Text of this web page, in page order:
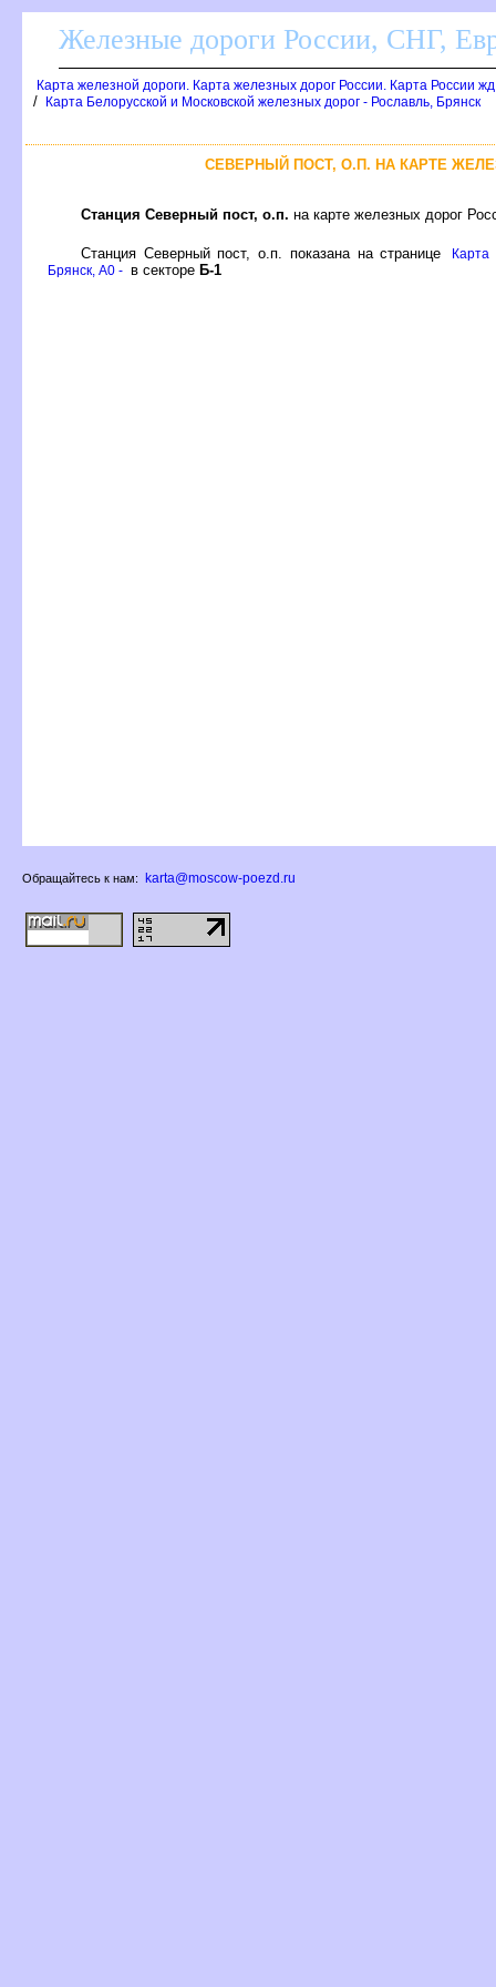
Железные дороги России, СНГ,
Карта железной дороги. Карта железных дорог России. Карта России
/ Карта Белорусской и Московской железных дорог - Рославль, Брянск
СЕВЕРНЫЙ ПОСТ, О.П. НА КАРТЕ
Станция Северный пост, о.п. на карте железных дорог
Станция Северный пост, о.п. показана на странице
Карта
Брянск, A0 - секторе Б-1
Обращайтесь к нам: karta@moscow-poezd.ru